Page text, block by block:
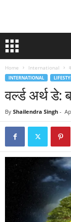
Home International
INTERNATIONAL
वर्ल्ड अर्थ डे:
By Shailendra Singh -